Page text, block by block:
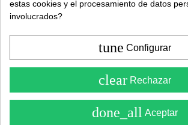
estas cookies y el procesamiento de datos
involucrados?
tune Configurar
clear Rechazar
done_all Aceptar